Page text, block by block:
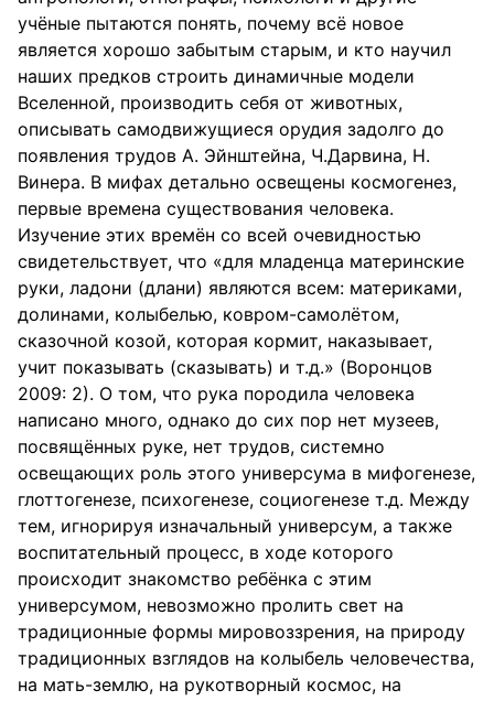
учёные пытаются понять, почему всё новое
является хорошо забытым старым, и кто научил
наших предков строить динамичные модели
Вселенной, производить себя от животных,
описывать самодвижущиеся орудия задолго до
появления трудов А. Эйнштейна, Ч.Дарвина, Н.
Винера. В мифах детально освещены космогенез,
первые времена существования человека.
Изучение этих времён со всей очевидностью
свидетельствует, что «для младенца материнские
руки, ладони (длани) являются всем: материками,
долинами, колыбелью, ковром-самолётом,
сказочной козой, которая кормит, наказывает,
учит показывать (сказывать) и т.д.» (Воронцов
2009: 2). О том, что рука породила человека
написано много, однако до сих пор нет музеев,
посвящённых руке, нет трудов, системно
освещающих роль этого универсума в мифогенезе,
глоттогенезе, психогенезе, социогенезе т.д. Между
тем, игнорируя изначальный универсум, а также
воспитательный процесс, в ходе которого
происходит знакомство ребёнка с этим
универсумом, невозможно пролить свет на
традиционные формы мировоззрения, на природу
традиционных взглядов на колыбель человечества,
на мать-землю, на рукотворный космос, на